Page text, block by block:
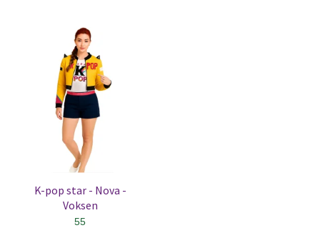
K-pop star - Nova -
Voksen
55